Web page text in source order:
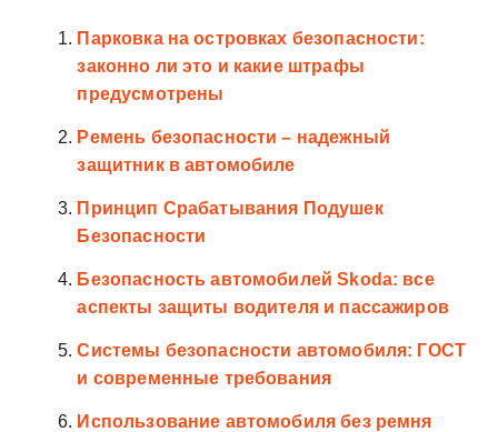
Парковка на островках безопасности:
законно ли это и какие штрафы
предусмотрены
Ремень безопасности – надежный
защитник в автомобиле
Принцип Срабатывания Подушек
Безопасности
Безопасность автомобилей Skoda: все
аспекты защиты водителя и пассажиров
Системы безопасности автомобиля: ГОСТ
и современные требования
Использование автомобиля без ремня